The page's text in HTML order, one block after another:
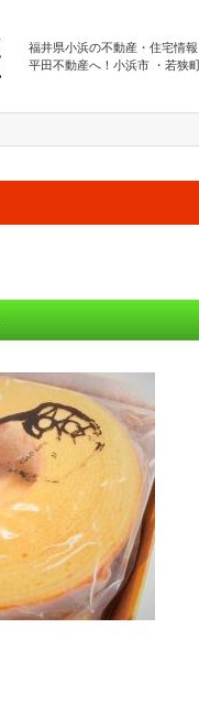
福井県小浜の不動産・住宅情
平田不動産へ！小浜市 ・若狭